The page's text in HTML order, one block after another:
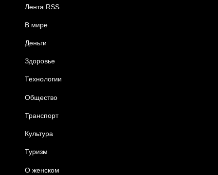
Лента RSS
В мире
Деньги
Здоровье
Технологии
Общество
Транспорт
Культура
Туризм
О женском